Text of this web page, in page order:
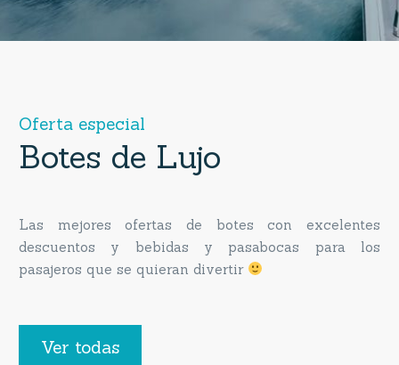
Oferta especial
Botes de Lujo
Las mejores ofertas de botes con excelentes
descuentos y bebidas y pasabocas para los
pasajeros que se quieran divertir
Ver todas